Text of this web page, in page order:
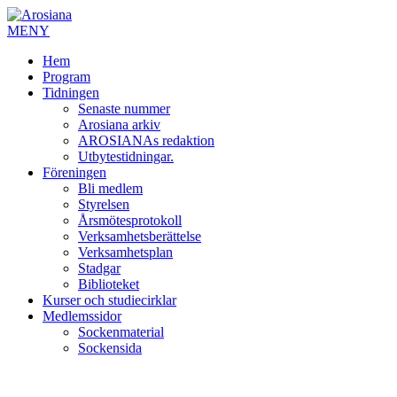
MENY
Hem
Program
Tidningen
Senaste nummer
Arosiana arkiv
AROSIANAs redaktion
Utbytestidningar.
Föreningen
Bli medlem
Styrelsen
Årsmötesprotokoll
Verksamhetsberättelse
Verksamhetsplan
Stadgar
Biblioteket
Kurser och studiecirklar
Medlemssidor
Sockenmaterial
Sockensida